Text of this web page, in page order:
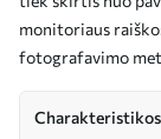
monitoriaus
fotografavimo
Charakteristikos